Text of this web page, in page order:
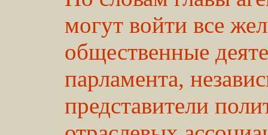
могут войти все
общественные
парламента,
представители